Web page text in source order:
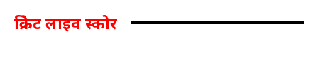
क्रिकेट लाइव स्कोर